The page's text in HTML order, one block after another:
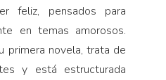
feliz, pensados para
en temas amorosos.
primera novela, trata de
y está estructurada